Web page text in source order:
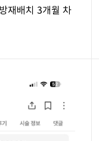
재배치 3개월 차